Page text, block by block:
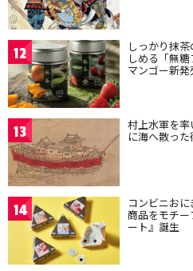
12 しっかり抹
しめる「無
マンゴー新発
13 村上水軍を
に海へ散っ
14 コンビニお
商品をモチ
ート』誕生